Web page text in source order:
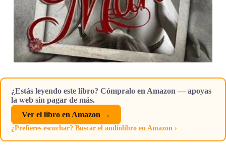
¿Estás leyendo este libro? Cómpralo en Amazon — apoyas
la web sin pagar de más.
Ver el libro en Amazon →
¿Prefieres escuchar? Buscar el audiolibro en Amazon ›